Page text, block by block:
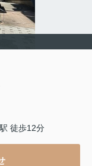
駅 徒歩12分